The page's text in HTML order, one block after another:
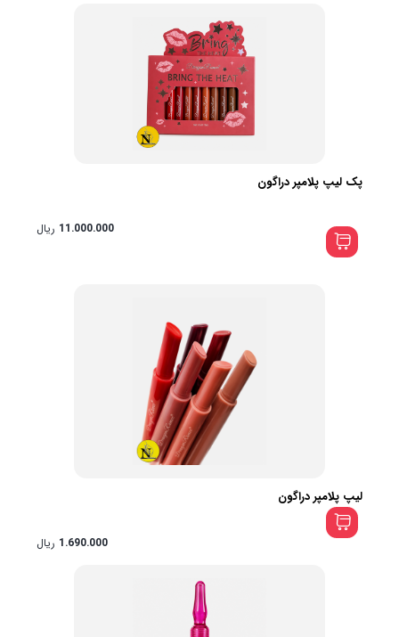
پک لیپ پلامپر دراگون
11.000.000 ریال
لیپ پلامپر دراگون
1.690.000 ریال